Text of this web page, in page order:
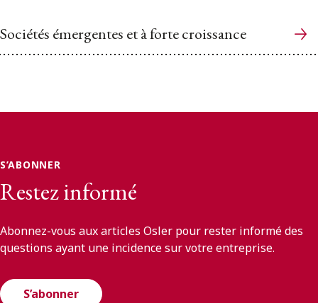
Sociétés émergentes et à forte croissance
S’ABONNER
Restez informé
Abonnez-vous aux articles Osler pour rester informé des
questions ayant une incidence sur votre entreprise.
S’abonner